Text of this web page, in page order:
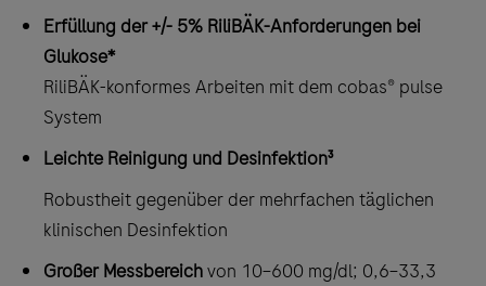
Erfüllung der +/- 5% RiliBÄK-Anforderungen bei
Glukose*
RiliBÄK-konformes Arbeiten mit dem cobas® pulse
System
Leichte Reinigung und Desinfektion³
Robustheit gegenüber der mehrfachen täglichen
klinischen Desinfektion
Großer Messbereichvon 10–600 mg/dl; 0,6–33,3